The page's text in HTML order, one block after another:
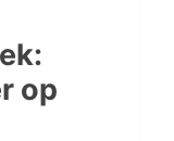
op